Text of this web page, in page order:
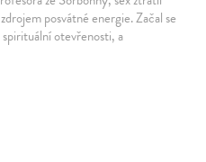
posvátné energie. Začal se
otevřenosti, a